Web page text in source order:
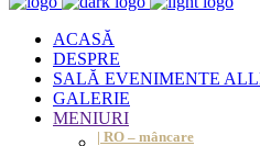
ACASĂ
DESPRE
SALĂ EVENIMENTE
GALERIE
MENIURI
| RO – mâncare